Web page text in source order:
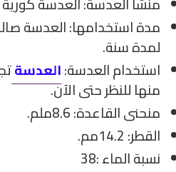
مدة استخدامها: العدسة
لمدة سنة.
استخدام العدسة:العدسة
منها للنظر حتى الآن.
منحنى القاعدة: 8.6ملم.
القطر: 14.2مم.
نسبة الماء :38